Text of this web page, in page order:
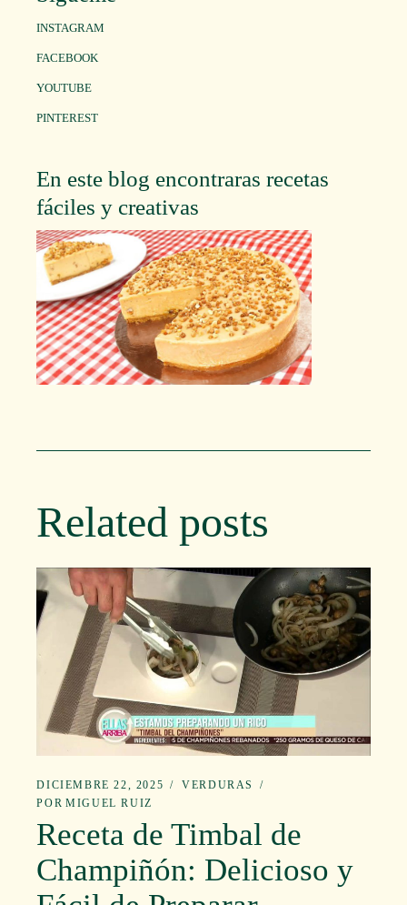
INSTAGRAM
FACEBOOK
YOUTUBE
PINTEREST
En este blog encontraras recetas
fáciles y creativas
Related posts
DICIEMBRE 22, 2025
VERDURAS
POR MIGUEL RUIZ
Receta de Timbal de
Champiñón: Delicioso y